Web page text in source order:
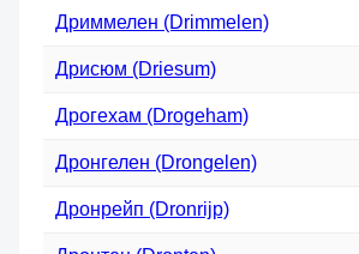
Дриммелен (Drimmelen)
Дрисюм (Driesum)
Дрогехам (Drogeham)
Дронгелен (Drongelen)
Дронрейп (Dronrijp)